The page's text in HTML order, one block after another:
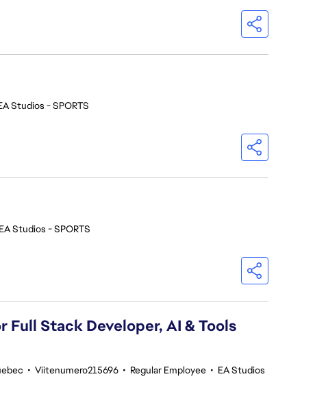
Studios - SPORTS
EA Studios - SPORTS
Full Stack Developer, AI & Tools
• Viitenumero215696 • Regular Employee • EA Studios